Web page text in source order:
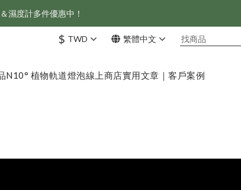
立即點我註冊！！
濕度計多件優惠中！
員獨享 9 折，現省 NT$1,500！
$ TWD 繁體中文
N10° 植物軌道燈泡線上商店實用文章｜客戶案例